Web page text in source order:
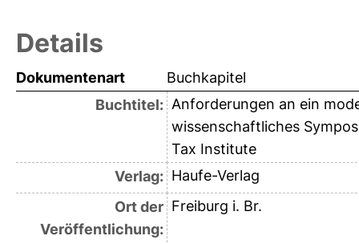
Details
Dokumentenart
Buchkapitel
Buchtitel: Anforderungen an ein
wissenschaftliches
Tax Institute
Verlag: Haufe-Verlag
Ort der
Veröffentlichung:
Freiburg i. Br.